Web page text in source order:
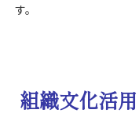
す。
組織文化活